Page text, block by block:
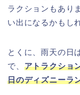
ラクションもあり
い出になるかもし
とくに、雨天の日
で、 アトラクショ
日のディズニーラ